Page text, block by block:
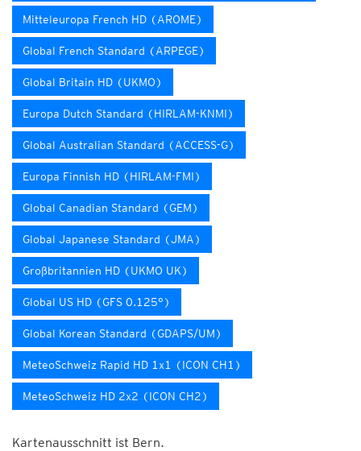
Mitteleuropa French HD (AROME)
Global French Standard (ARPEGE)
Global Britain HD (UKMO)
Europa Dutch Standard (HIRLAM-KNMI)
Global Australian Standard (ACCESS-G)
Europa Finnish HD (HIRLAM-FMI)
Global Canadian Standard (GEM)
Global Japanese Standard (JMA)
Großbritannien HD (UKMO UK)
Global US HD (GFS 0.125°)
Global Korean Standard (GDAPS/UM)
MeteoSchweiz Rapid HD 1x1 (ICON CH1)
MeteoSchweiz HD 2x2 (ICON CH2)
Kartenausschnitt ist Bern.